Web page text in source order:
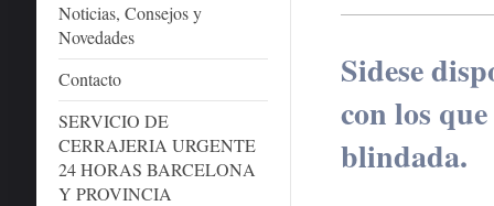
Noticias, Consejos y
Novedades
Contacto
SERVICIO DE
CERRAJERIA URGENTE
24 HORAS BARCELONA
Y PROVINCIA
Sidese
con los
blindada.